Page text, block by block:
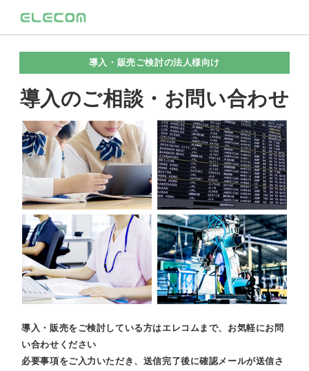
導入・販売ご検討の法人様向け
導入のご相談・お問い合わせ
導入・販売をご検討している方はエレコムまで、お気軽にお問
い合わせください
必要事項をご入力いただき、送信完了後に確認メールが送信さ